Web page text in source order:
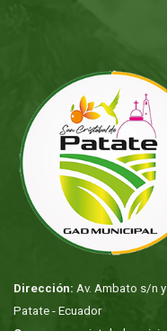
Dirección: Av. Ambato s/n
Patate - Ecuador